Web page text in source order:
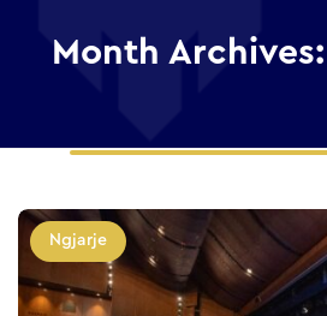
Month
Ngjarje